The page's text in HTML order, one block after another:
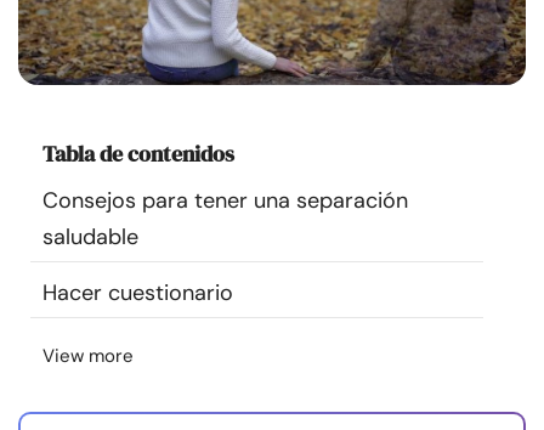
Ayuda
Cursos
Recursos
Comunidad
Encuentra un terapeuta
Idioma
Tabla de contenidos
Consejos para tener una separación
saludable
Hacer cuestionario
View more